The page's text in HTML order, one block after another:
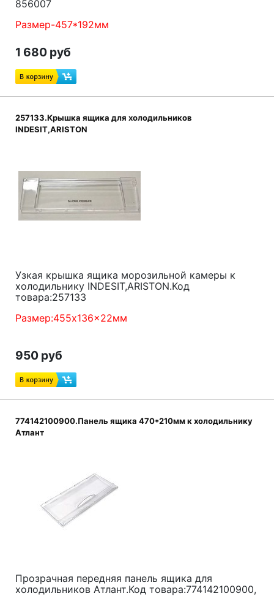
856007
Размер-457*192мм
1 680 руб
257133.Крышка ящика для холодильников
INDESIT,ARISTON
Узкая крышка ящика морозильной камеры к
холодильнику INDESIT,ARISTON.Код
товара:257133
Размер:455x136x22мм
950 руб
774142100900.Панель ящика 470*210мм к холодильнику
Атлант
Прозрачная передняя панель ящика для
холодильников Атлант.Код товара:774142100900,